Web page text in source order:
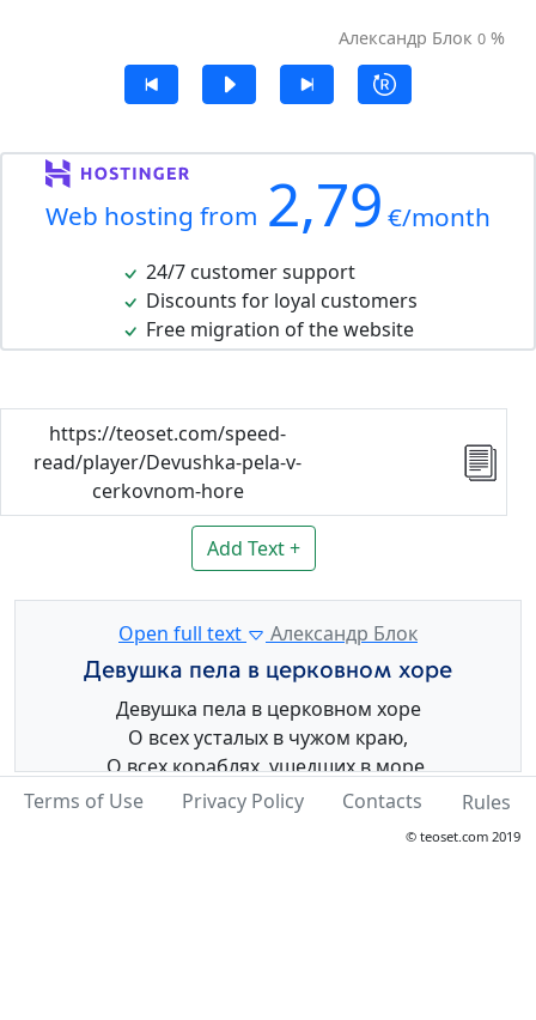
Александр Блок 0%
Web hosting from 2,79 €/month
24/7 customer support
Discounts for loyal customers
Free migration of the website
https://teoset.com/speed-
read/player/Devushka-pela-v-
cerkovnom-hore
Add Text +
Open full text Александр Блок
Девушка пела в церковном хоре
Девушка пела в церковном хоре
О всех усталых в чужом краю,
О всех кораблях, ушедших в море,
О всех, забывших радость свою.
Terms of Use Privacy Policy Contacts Rules
© teoset.com 2019